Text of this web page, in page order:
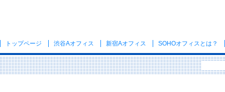
トップページ 渋谷Aオフィス 新宿Aオフィス SOHOオフィス とは？